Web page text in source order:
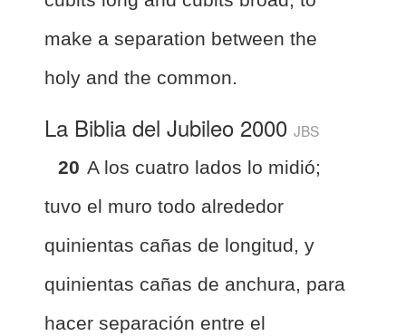
make a separation between the
holy and the common.
La Biblia del Jubileo 2000 JBS
20 A los cuatro lados lo midió;
tuvo el muro todo alrededor
quinientas cañas de longitud, y
quinientas cañas de anchura, para
hacer separación entre el